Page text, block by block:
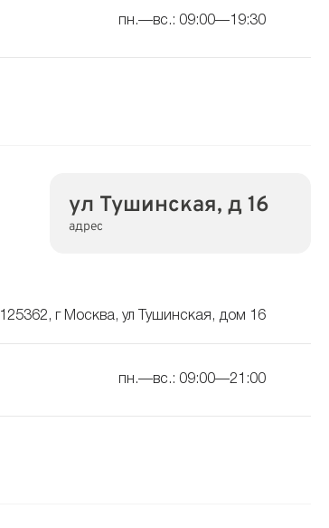
пн.—вс.: 09:00—19:30
ул Тушинская, д 16
адрес
125362, г Москва, ул Тушинская, дом 16
пн.—вс.: 09:00—21:00